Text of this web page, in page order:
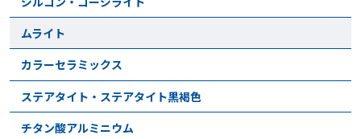
ムライト
カラーセラミックス
ステアタイト・ステアタイト黒褐色
チタン酸アルミニウム